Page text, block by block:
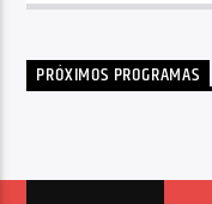
PRÓXIMOS PROGRAMAS